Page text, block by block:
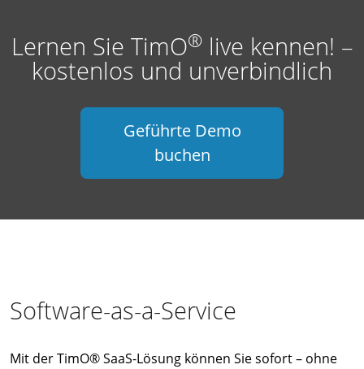
Lernen Sie TimO®live kennen! –
kostenlos und unverbindlich
Geführte Demo
buchen
Software-as-a-Service
Mit der TimO® SaaS-Lösung können Sie sofort – ohne